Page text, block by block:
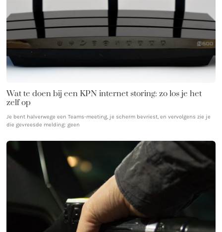
Wat te doen bij een KPN internet storing: zo los je het
zelf op
Je bent halverwege een Teams-meeting, je scherm bevriest, en vervolgens zie je
die gevreesde melding: geen